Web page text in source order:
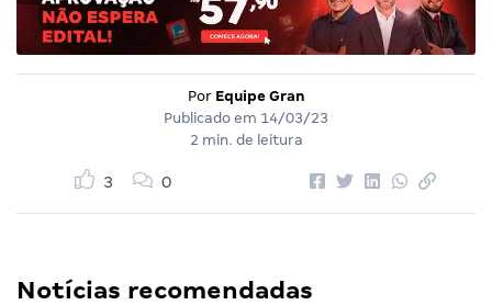
Por Equipe Gran
Publicado em 14/03/23
2 min. de leitura
3 0
Notícias recomendadas